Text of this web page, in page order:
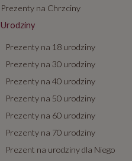
Prezenty na Chrzciny
Urodziny
Prezenty na 18 urodziny
Prezenty na 30 urodziny
Prezenty na 40 urodziny
Prezenty na 50 urodziny
Prezenty na 60 urodziny
Prezenty na 70 urodziny
Prezent na urodziny dla Niego